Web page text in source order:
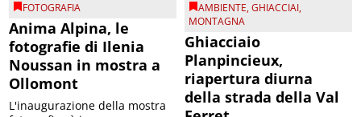
FOTOGRAFIA
Anima Alpina, le
fotografie di Ilenia
Noussan in mostra a
Ollomont
L'inaugurazione della mostra
AMBIENTE,GHIACCIAI,
MONTAGNA
Ghiacciaio
Planpincieux,
riapertura diurna
della strada della Val